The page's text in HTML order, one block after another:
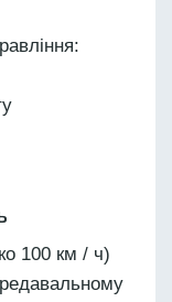
100 км / ч)